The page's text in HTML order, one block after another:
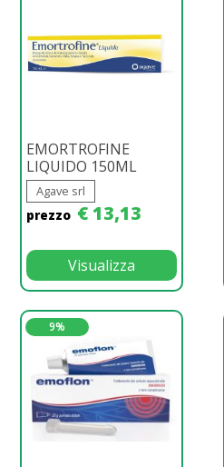
EMORTROFINE
LIQUIDO 150ML
Agave srl
prezzo € 13,13
Visualizza
9%